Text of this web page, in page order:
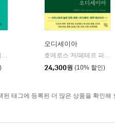
프리드리히 니체 저/김철 편역
오디세이아
호메로스 저/페테르 파울 루벤스 그림/박문재 역
24,300원 (10% 할인)
된 태그에 등록된 더 많은 상품을 확인해